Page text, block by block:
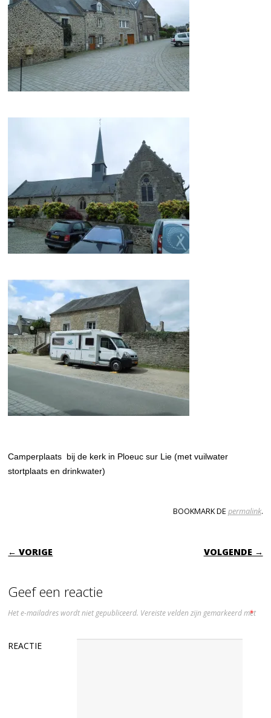
Camperplaats bij de kerk in Ploeuc sur Lie (met vuilwater
stortplaats en drinkwater)
BOOKMARK DE permalink.
BERICHTNAVIGATIE
← VORIGE VOLGENDE →
Geef een reactie
Het e-mailadres wordt niet gepubliceerd. Vereiste velden zijn gemarkeerd met
*
REACTIE